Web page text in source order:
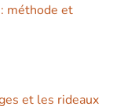
méthode et
et les rideaux